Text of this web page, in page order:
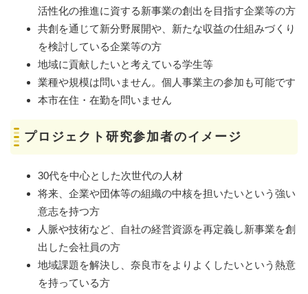
活性化の推進に資する新事業の創出を目指す企業等の方
共創を通じて新分野展開や、新たな収益の仕組みづくり
を検討している企業等の方
地域に貢献したいと考えている学生等
業種や規模は問いません。個人事業主の参加も可能です
本市在住・在勤を問いません
プロジェクト研究参加者のイメージ
30代を中心とした次世代の人材
将来、企業や団体等の組織の中核を担いたいという強い
意志を持つ方
人脈や技術など、自社の経営資源を再定義し新事業を創
出した会社員の方
地域課題を解決し、奈良市をよりよくしたいという熱意
を持っている方